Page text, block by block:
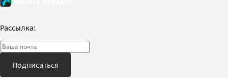
Рассылка:
Подписаться